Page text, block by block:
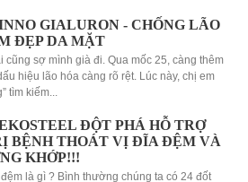
GIALURON - CHỐNG LÃO
ĐẸP DA MẶT
cũng sợ mình già đi. Qua mốc 25, càng thêm
hiệu lão hóa càng rõ rệt. Lúc này, chị em
tìm kiếm...
ĐỘT PHÁ HỖ TRỢ
BỆNH THOÁT VỊ ĐĨA ĐỆM VÀ
KHỚP!!!
là gì ? Bình thường chúng ta có 24 đốt